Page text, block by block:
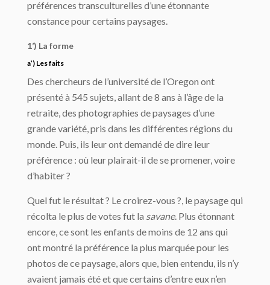
préférences transculturelles d’une étonnante
constance pour certains paysages.
1’) La forme
a’) Les faits
Des chercheurs de l’université de l’Oregon ont
présenté à 545 sujets, allant de 8 ans à l’âge de la
retraite, des photographies de paysages d’une
grande variété, pris dans les différentes régions du
monde. Puis, ils leur ont demandé de dire leur
préférence : où leur plairait-il de se promener, voire
d’habiter ?
Quel fut le résultat ? Le croirez-vous ?, le paysage qui
récolta le plus de votes fut la savane. Plus étonnant
encore, ce sont les enfants de moins de 12 ans qui
ont montré la préférence la plus marquée pour les
photos de ce paysage, alors que, bien entendu, ils n’y
avaient jamais été et que certains d’entre eux n’en